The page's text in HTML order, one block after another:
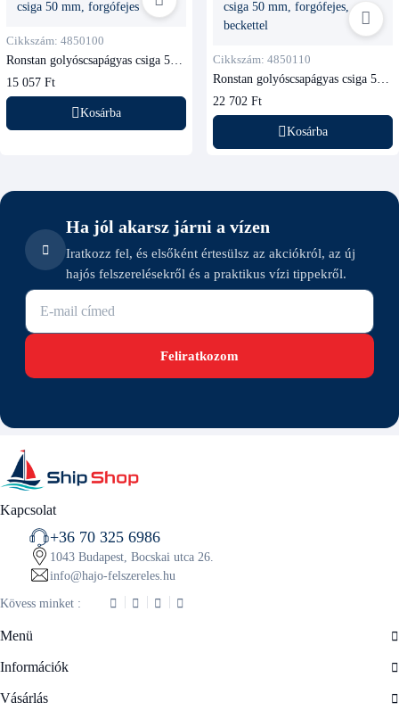
Cikkszám: 4850100
Ronstan golyóscsapágyas csiga 50
15 057 Ft
Kosárba
Cikkszám: 4850110
Ronstan golyóscsapágyas csiga 50
22 702 Ft
Kosárba
Ha jól akarsz járni a vízen
Iratkozz fel, és elsőként értesülsz az akciókról, az új
hajós felszerelésekről és a praktikus vízi tippekről.
E-mail cím
Feliratkozom
Kapcsolat
+36 70 325 6986
1043 Budapest, Bocskai utca 26.
info@hajo-felszereles.hu
Kövess minket :
Menü
Információk
Vásárlás